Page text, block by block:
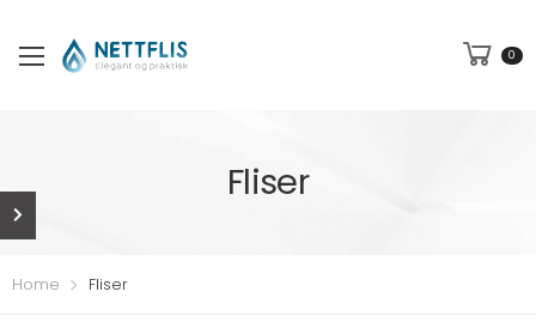
0
Fliser
Home Fliser